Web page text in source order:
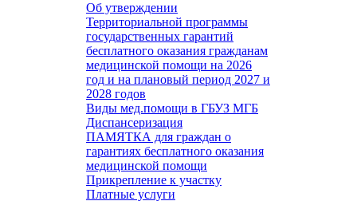
Об утверждении
Территориальной программы
государственных гарантий
бесплатного оказания гражданам
медицинской помощи на 2026
год и на плановый период 2027 и
2028 годов
Виды мед.помощи в ГБУЗ МГБ
Диспансеризация
ПАМЯТКА для граждан о
гарантиях бесплатного оказания
медицинской помощи
Прикрепление к участку
Платные услуги